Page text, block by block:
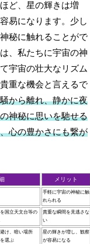
ど、星の輝きは増
易になります。少し
秘に触れることがで
、私たちに宇宙の神
宇宙の壮大なリズム
重な機会と言えるで
から離れ、静かに夜
神秘に思いを馳せる
心の豊かさにも繋が
メリット
手軽に宇宙の神秘に触
れられる
国立天文台等の
貴重な瞬間を見逃さな
い
け、暗い場所
選ぶ
星の輝きが増し、観察
が容易になる